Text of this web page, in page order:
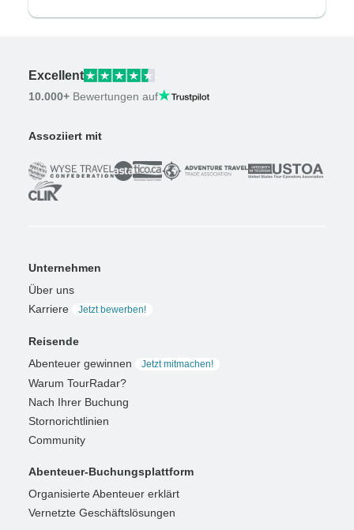
Excellent
10.000+ Bewertungen auf
Assoziiert mit
Unternehmen
Über uns
Karriere
Jetzt bewerben!
Reisende
Abenteuer gewinnen
Jetzt mitmachen!
Warum TourRadar?
Nach Ihrer Buchung
Stornorichtlinien
Community
Abenteuer-Buchungsplattform
Organisierte Abenteuer erklärt
Vernetzte Geschäftslösungen